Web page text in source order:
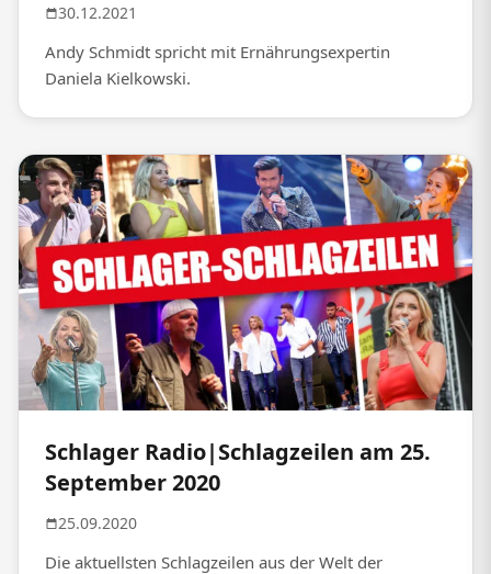
30.12.2021
Andy Schmidt spricht mit Ernährungsexpertin
Daniela Kielkowski.
Schlager Radio|Schlagzeilen am 25.
September 2020
25.09.2020
Die aktuellsten Schlagzeilen aus der Welt der